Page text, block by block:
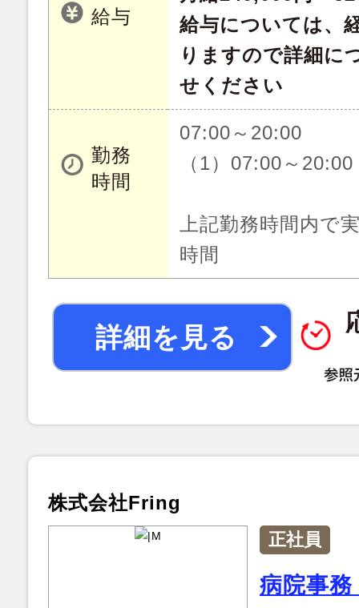
給与
給与については、
りますので詳細に
せください
勤務
時間
07:00～20:00
（1）07:00～20:00
上記勤務時間内で
時間
詳細を見る
株式会社Fring
正社員
病院事